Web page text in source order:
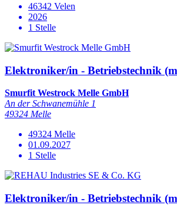
46342 Velen
2026
1 Stelle
Elektroniker/in - Betriebstechnik
Smurfit Westrock Melle GmbH
An der Schwanemühle 1
49324 Melle
49324 Melle
01.09.2027
1 Stelle
Elektroniker/in - Betriebstechnik